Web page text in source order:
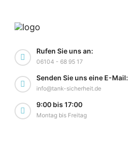
Rufen Sie uns an:
06104 - 68 95 17
Senden Sie uns eine E-Mail:
info@tank-sicherheit.de
9:00 bis 17:00
Montag bis Freitag